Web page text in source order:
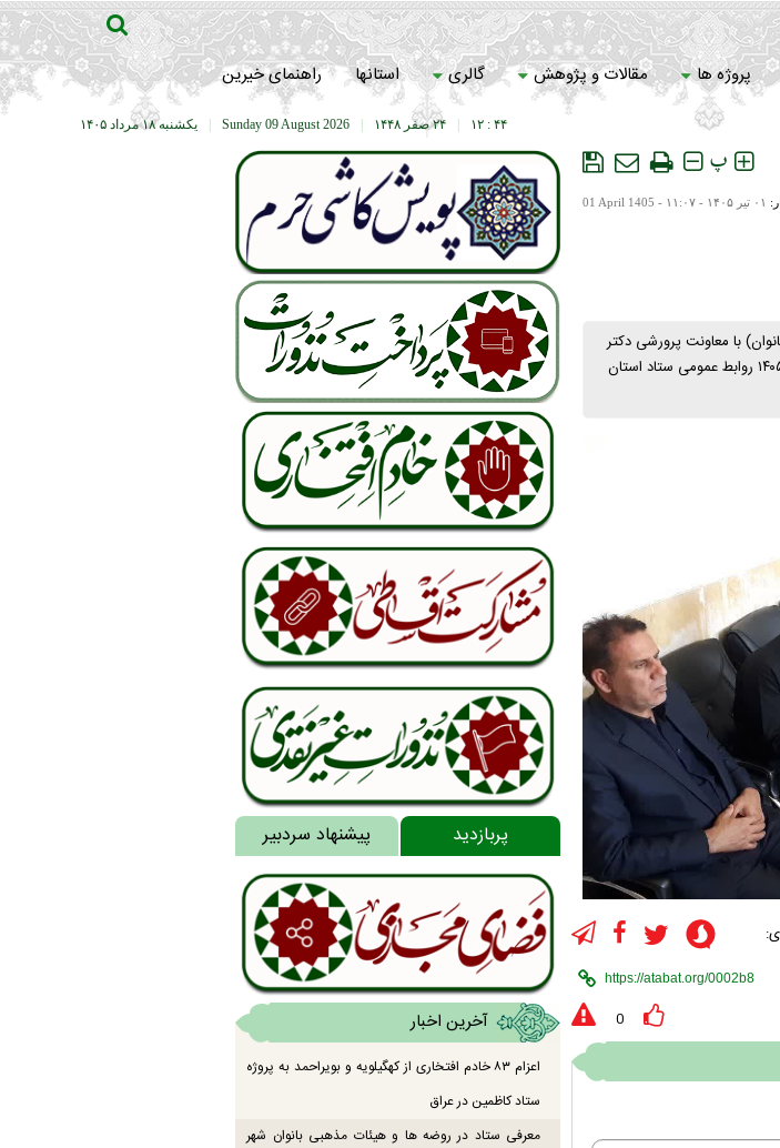
پروژه ها مقالات و پژوهش گالری استانها راهنمای خیرین
يکشنبه ۱۸ مرداد ۱۴۰۵ Sunday 09 August 2026 ۲۴ صفر ۱۴۴۸ ۴۴ : ۱۲
پ
۰۱ تير ۱۴۰۵ - ۱۱:۰۷ - 01 April 1405
با معاونت پرورشی دکتر
محمدی و نماینده آموزش و پرورش آقای پور نوره، در ارتباط با مشارکت در اعتاب مقدسه دوشنبه اول تیرماه ۱۴۰۵ روابط عمومی ستاد استان
0
پربازدید پیشنهاد سردبیر
آخرین اخبار
اعزام ۸۳ خادم افتخاری از کهگیلویه و بویراحمد به پروژه
ستاد کاظمین در عراق
معرفی ستاد در روضه ها و هیئات مذهبی بانوان شهر